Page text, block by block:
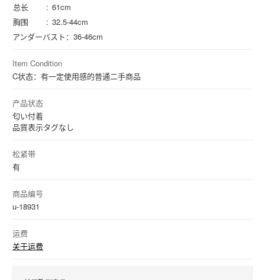
总长
61cm
胸围
32.5-44cm
アンダーバスト：36-46cm
Item Condition
C状态：有一定使用感的普通二手商品
产品状态
匂い付着
品質表示タグなし
松紧带
有
商品编号
u-18931
运费
关于运费